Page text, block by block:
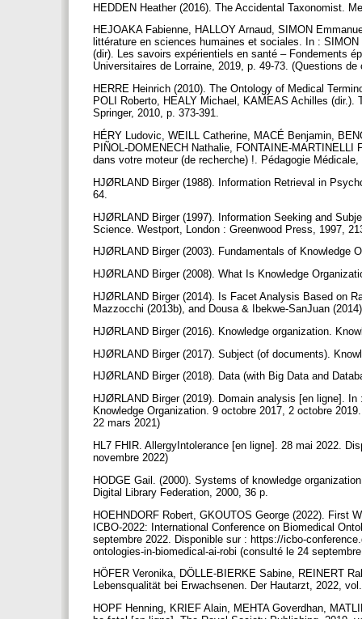
HEDDEN Heather (2016). The Accidental Taxonomist.
HEJOAKA Fabienne, HALLOY Arnaud, SIMON
littérature en sciences humaines et sociales. In :
(dir). Les savoirs expérientiels en santé – Fondements
Universitaires de Lorraine, 2019, p. 49-73. (Questions
HERRE Heinrich (2010). The Ontology of Medical
POLI Roberto, HEALY Michael, KAMEAS Achilles
Springer, 2010, p. 373-391.
HÉRY Ludovic, WEILL Catherine, MACÉ Benjamin,
PIÑOL-DOMENECH Nathalie, FONTAINE-
dans votre moteur (de recherche) !. Pédagogie
HJØRLAND Birger (1988). Information Retrieval in
64.
HJØRLAND Birger (1997). Information Seeking and
Science. Westport, London : Greenwood Press, 1997,
HJØRLAND Birger (2003). Fundamentals of Knowledge
HJØRLAND Birger (2008). What Is Knowledge
HJØRLAND Birger (2014). Is Facet Analysis Based on
Mazzocchi (2013b), and Dousa & Ibekwe-SanJuan
HJØRLAND Birger (2016). Knowledge organization.
HJØRLAND Birger (2017). Subject (of documents).
HJØRLAND Birger (2018). Data (with Big Data and
HJØRLAND Birger (2019). Domain analysis [en ligne].
Knowledge Organization. 9 octobre 2017, 2 octobre
22 mars 2021)
HL7 FHIR. AllergyIntolerance [en ligne]. 28 mai 2022.
novembre 2022)
HODGE Gail. (2000). Systems of knowledge
Digital Library Federation, 2000, 36 p.
HOEHNDORF Robert, GKOUTOS George (2022). First
ICBO-2022: International Conference on Biomedical
septembre 2022. Disponible sur : https://icbo-
ontologies-in-biomedical-ai-robi (consulté le 24
HÖFER Veronika, DÖLLE-BIERKE Sabine, REINERT
Lebensqualität bei Erwachsenen. Der Hautarzt, 2022,
HOPF Henning, KRIEF Alain, MEHTA Goverdhan,